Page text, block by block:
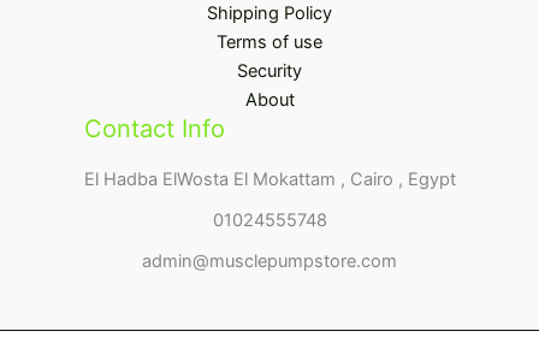
Shipping Policy
Terms of use
Security
About
Contact Info
El Hadba ElWosta El Mokattam , Cairo , Egypt
01024555748
admin@musclepumpstore.com